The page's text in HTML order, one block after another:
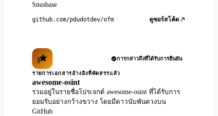
Snusbase
github.com/pdudotdev/ofm ดูซอร์สโค้ด
การกล่าวถึงที่ได้รับการยืนยัน
รายการเอกสารอ้างอิงที่คัดสรรแล้ว
awesome-osint
รวมอยู่ในรายชื่อโปรเจกต์ awesome-osint ที่ได้รับการ
ยอมรับอย่างกว้างขวาง โดยมีดาวนับพันดวงบน
GitHub